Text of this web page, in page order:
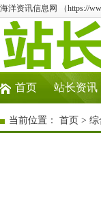
海洋资讯信息网 （https://
首页 站长资讯
当前位置： 首页 > 综